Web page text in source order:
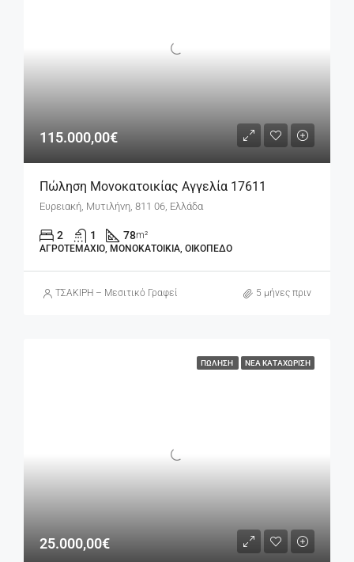
115.000,00€
Πώληση Μονοκατοικίας Αγγελία 17611
Ευρειακή, Μυτιλήνη, 811 06, Ελλάδα
2 1 78m²
ΑΓΡΟΤΕΜΆΧΙΟ, ΜΟΝΟΚΑΤΟΙΚΊΑ, ΟΙΚΌΠΕΔΟ
ΤΣΑΚΙΡΗ – Μεσιτικό Γραφείο 5 μήνες πριν
ΠΏΛΗΣΗ ΝΈΑ ΚΑΤΑΧΏΡΙΣΗ
25.000,00€